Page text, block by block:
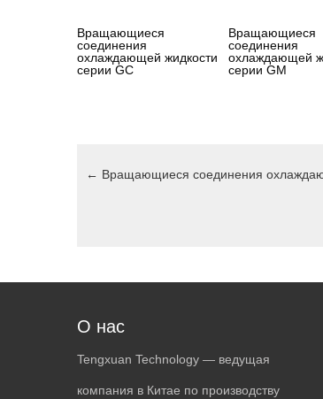
Вращающиеся
соединения
охлаждающей жидкости
серии GC
Вращающиеся
соединения
охлаждающей
серии GM
← Вращающиеся соединения
О нас
Tengxuan Technology — ведущая
компания в Китае по производству